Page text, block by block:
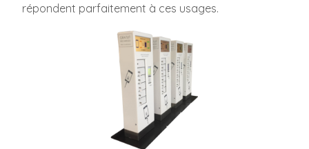
répondent parfaitement à ces usages.